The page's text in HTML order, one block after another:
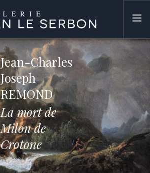
Jean-Charles
Joseph
REMOND
La mort de
Milon de
Crotone